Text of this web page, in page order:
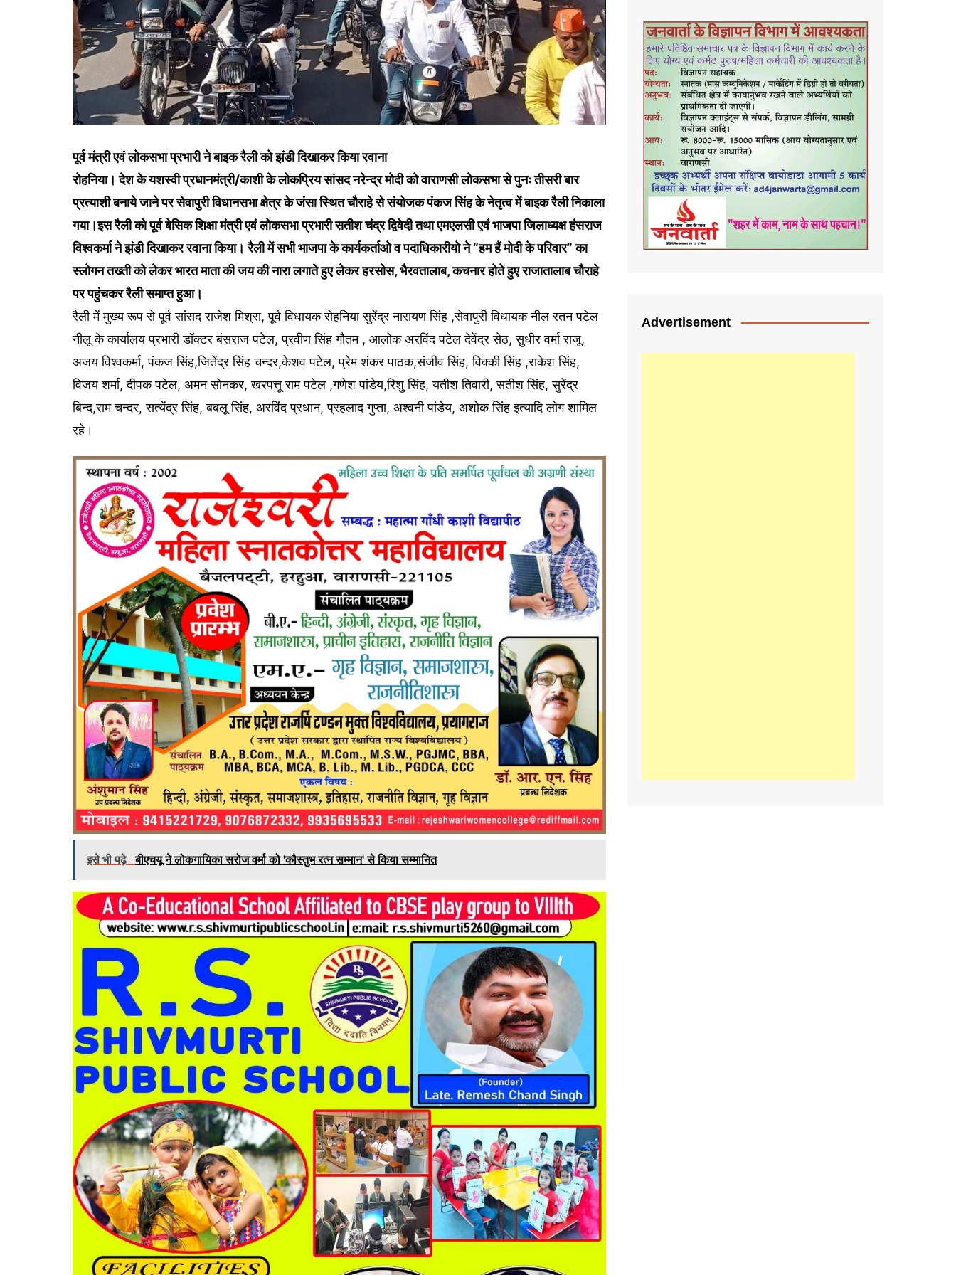
पूर्व मंत्री एवं लोकसभा प्रभारी ने बाइक रैली को झंडी दिखाकर किया रवाना
रोहनिया। देश के यशस्वी प्रधानमंत्री/काशी के लोकप्रिय सांसद नरेन्द्र मोदी को वाराणसी लोकसभा से पुनः तीसरी बार
प्रत्याशी बनाये जाने पर सेवापुरी विधानसभा क्षेत्र के जंसा स्थित चौराहे से संयोजक पंकज सिंह के नेतृत्व में बाइक रैली निकाला
गया।इस रैली को पूर्व बेसिक शिक्षा मंत्री एवं लोकसभा प्रभारी सतीश चंद्र द्विवेदी तथा एमएलसी एवं भाजपा जिलाध्यक्ष हंसराज
विश्वकर्मा ने झंडी दिखाकर रवाना किया। रैली में सभी भाजपा के कार्यकर्ताओ व पदाधिकारीयो ने “हम हैं मोदी के परिवार” का
स्लोगन तख्ती को लेकर भारत माता की जय की नारा लगाते हुए लेकर हरसोस, भैरवतालाब, कचनार होते हुए राजातालाब चौराहे
पर पहुंचकर रैली समाप्त हुआ।
रैली में मुख्य रूप से पूर्व सांसद राजेश मिश्रा, पूर्व विधायक रोहनिया सुरेंद्र नारायण सिंह ,सेवापुरी विधायक नील रतन पटेल
नीलू के कार्यालय प्रभारी डॉक्टर बंसराज पटेल, प्रवीण सिंह गौतम , आलोक अरविंद पटेल देवेंद्र सेठ, सुधीर वर्मा राजू,
अजय विश्वकर्मा, पंकज सिंह,जितेंद्र सिंह चन्दर,केशव पटेल, प्रेम शंकर पाठक,संजीव सिंह, विक्की सिंह ,राकेश सिंह,
विजय शर्मा, दीपक पटेल, अमन सोनकर, खरपत्तू राम पटेल ,गणेश पांडेय,रिशु सिंह, यतीश तिवारी, सतीश सिंह, सुरेंद्र
बिन्द,राम चन्दर, सत्येंद्र सिंह, बबलू सिंह, अरविंद प्रधान, प्रहलाद गुप्ता, अश्वनी पांडेय, अशोक सिंह इत्यादि लोग शामिल
रहे।
इसे भी पढ़े बीएचयू ने लोकगायिका सरोज वर्मा को 'कौस्तुभ रत्न सम्मान' से किया सम्मानित
Advertisement